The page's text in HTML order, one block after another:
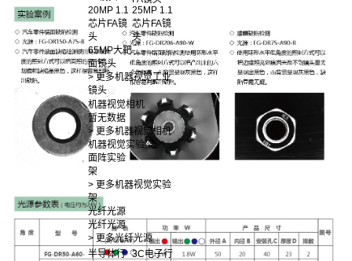
20MP 1.1
芯片FA镜
头
25MP 1.1
芯片FA镜
头
65MP大靶
面镜头
> 更多机器视觉工业
镜头
机器视觉相机
暂无数据
> 更多机器视觉相机
机器视觉实验架
面阵实验
架
> 更多机器视觉实验
架
光纤光源
光纤光源
> 更多光纤光源
半导体行 3C电子行